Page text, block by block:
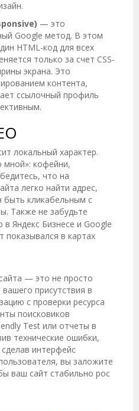
— это
Google метод. В этом
HTML-код для всех
только за счет CSS-
экрана. Это
контента,
ссылочный профиль
локальный характер.
мной»: кофейни,
что на
легко найти адрес,
кликабельным с
Также не забудьте
Яндекс Бизнесе и Google
показывался в картах
— это не просто
присутствия в
с проверки ресурса
поисковиков
Test или отчеты в
технические ошибки,
интерфейс
вы заложите
ваш сайт стабильно рос